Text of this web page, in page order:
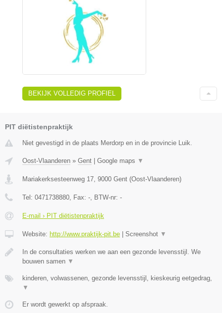
BEKIJK VOLLEDIG PROFIEL
PIT diëtistenpraktijk
Niet gevestigd in de plaats Merdorp en in de provincie Luik.
Oost-Vlaanderen » Gent | Google maps ▼
Mariakerksesteenweg 17 9000 Gent (Oost-Vlaanderen)
Tel: 0471738880 , Fax: - , BTW-nr: -
E-mail › PIT diëtistenpraktijk
Website: http://www.praktijk-pit.be | Screenshot ▼
In de consultaties werken we aan een gezonde levensstijl. We
bouwen samen ▼
kinderen, volwassenen, gezonde levensstijl, kieskeurig eetgedrag,
▼
Er wordt gewerkt op afspraak.